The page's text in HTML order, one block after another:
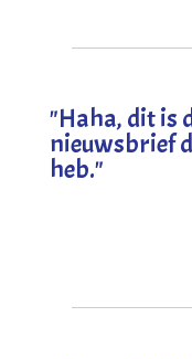
"Haha, dit is
nieuwsbrief
heb."